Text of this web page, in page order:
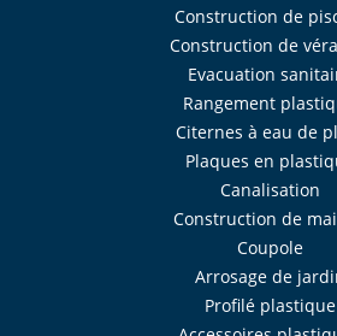
Construction de
Construction de
Evacuation
Rangement
Citernes à eau de
Plaques en
Canalisation
Construction de
Coupole
Arrosage de
Profilé plastique